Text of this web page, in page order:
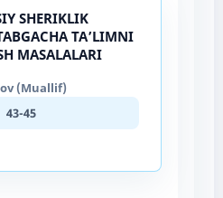
SHERIKLIK
TA’LIMNI
MASALALARI
(Muallif)
43-45